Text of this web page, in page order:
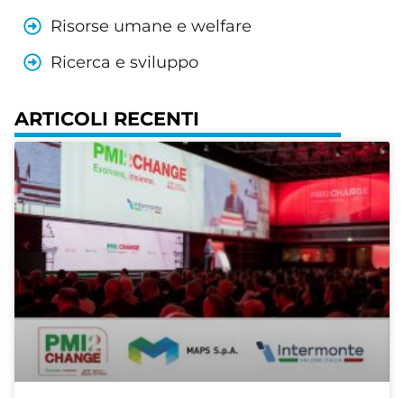
Risorse umane e welfare
Ricerca e sviluppo
ARTICOLI RECENTI